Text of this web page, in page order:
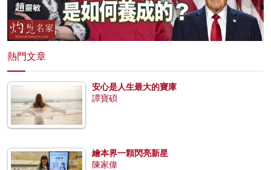
熱門文章
安心是人生最大的寶庫
譚寶碩
繪本界一顆閃亮新星
陳家偉